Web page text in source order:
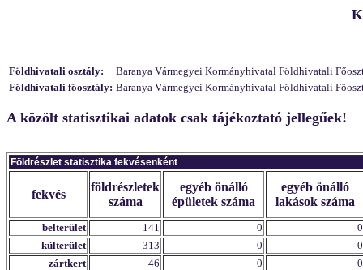
Földhivatali osztály:
Baranya Vármegyei Kormányhivatal Földhivatali
Földhivatali főosztály: Baranya Vármegyei Kormányhivatal Földhivatali
A közölt statisztikai adatok csak tájékoztató jellegűek!
Földrészlet statisztika fekvésenként
fekvés
földrészletek
száma
egyéb önálló
épületek száma
egyéb önálló
lakások száma
belterület 141 0
0
külterület
313 0
0
zártkert
46 0 0